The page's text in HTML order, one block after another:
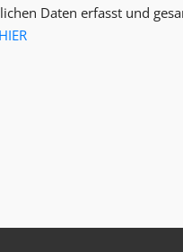
Daten erfasst und
HIER